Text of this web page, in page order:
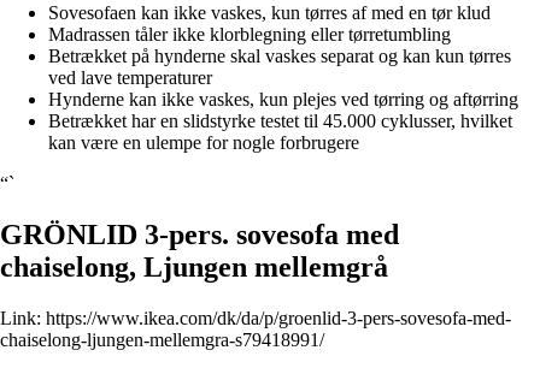
Sovesofaen kan ikke vaskes, kun tørres af med en tør klud
Madrassen tåler ikke klorblegning eller tørretumbling
Betrækket på hynderne skal vaskes separat og kan kun tørres
ved lave temperaturer
Hynderne kan ikke vaskes, kun plejes ved tørring og aftørring
Betrækket har en slidstyrke testet til 45.000 cyklusser, hvilket
kan være en ulempe for nogle forbrugere
“`
GRÖNLID 3-pers. sovesofa med
chaiselong, Ljungen mellemgrå
Link: https://www.ikea.com/dk/da/p/groenlid-3-pers-sovesofa-med-
chaiselong-ljungen-mellemgra-s79418991/